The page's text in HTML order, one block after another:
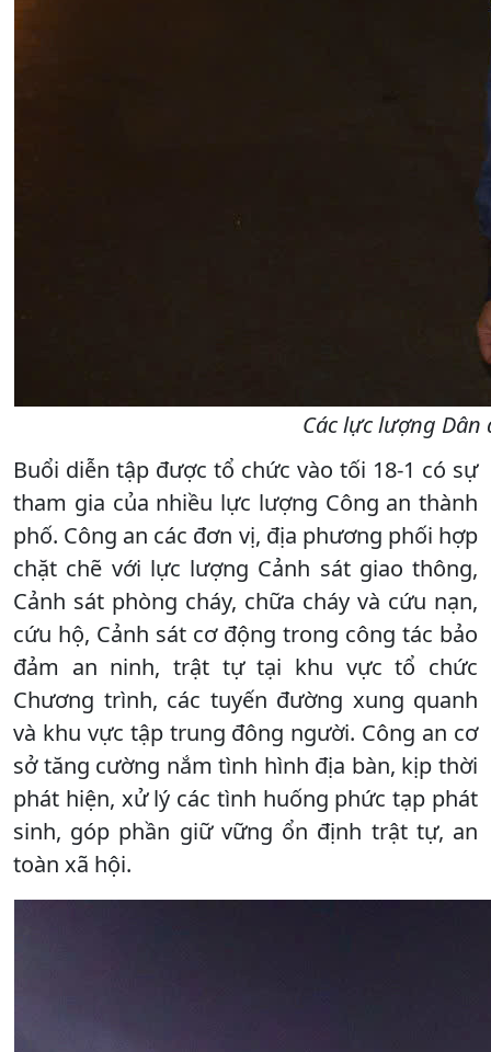
Các lực lượng
Buổi diễn tập được tổ chức vào tối 18-1 có sự
tham gia của nhiều lực lượng Công an thành
phố. Công an các đơn vị, địa phương phối hợp
chặt chẽ với lực lượng Cảnh sát giao thông,
Cảnh sát phòng cháy, chữa cháy và cứu nạn,
cứu hộ, Cảnh sát cơ động trong công tác bảo
đảm an ninh, trật tự tại khu vực tổ chức
Chương trình, các tuyến đường xung quanh
và khu vực tập trung đông người. Công an cơ
sở tăng cường nắm tình hình địa bàn, kịp thời
phát hiện, xử lý các tình huống phức tạp phát
sinh, góp phần giữ vững ổn định trật tự, an
toàn xã hội.